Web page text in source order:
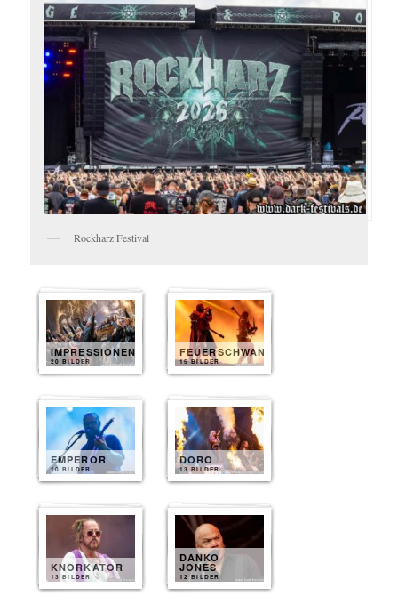
Rockharz Festival
IMPRESSIONEN
20 BILDER
FEUERSCHWANZ
15 BILDER
EMPEROR
10 BILDER
DORO
13 BILDER
KNORKATOR
13 BILDER
DANKO
JONES
12 BILDER